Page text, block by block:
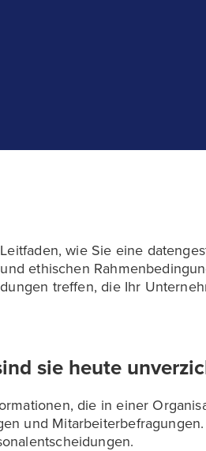
wie Sie eine
ethischen
treffen, die Ihr
sie heute
die in einer
und